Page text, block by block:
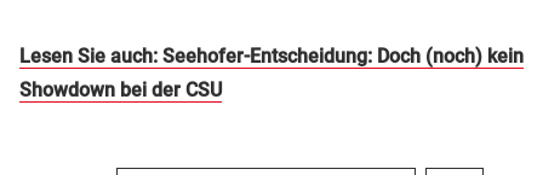
Lesen Sie auch: Seehofer-Entscheidung: Doch (noch) kein
Showdown bei der CSU